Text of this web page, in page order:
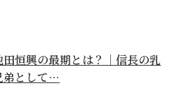
田恒興の最期とは？｜信長の乳
弟として…